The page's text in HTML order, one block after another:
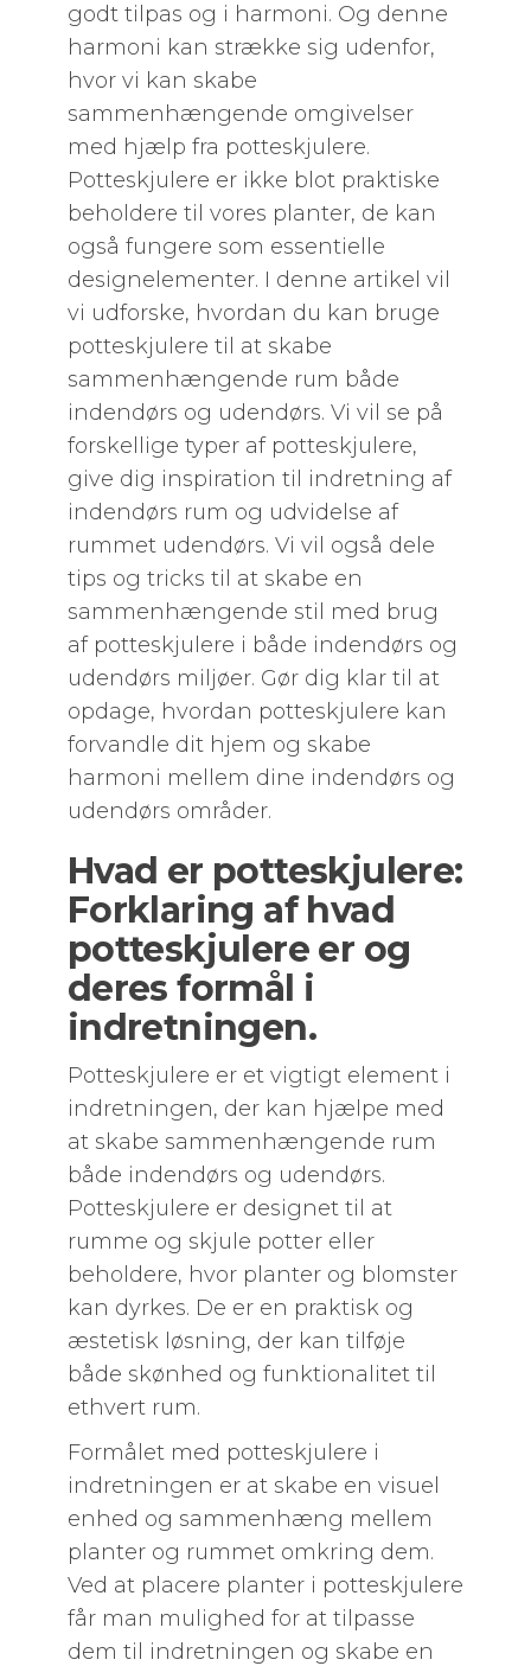
godt tilpas og i harmoni. Og denne
harmoni kan strække sig udenfor,
hvor vi kan skabe
sammenhængende omgivelser
med hjælp fra potteskjulere.
Potteskjulere er ikke blot praktiske
beholdere til vores planter, de kan
også fungere som essentielle
designelementer. I denne artikel vil
vi udforske, hvordan du kan bruge
potteskjulere til at skabe
sammenhængende rum både
indendørs og udendørs. Vi vil se på
forskellige typer af potteskjulere,
give dig inspiration til indretning af
indendørs rum og udvidelse af
rummet udendørs. Vi vil også dele
tips og tricks til at skabe en
sammenhængende stil med brug
af potteskjulere i både indendørs og
udendørs miljøer. Gør dig klar til at
opdage, hvordan potteskjulere kan
forvandle dit hjem og skabe
harmoni mellem dine indendørs og
udendørs områder.
Hvad er potteskjulere:
Forklaring af hvad
potteskjulere er og
deres formål i
indretningen.
Potteskjulere er et vigtigt element i
indretningen, der kan hjælpe med
at skabe sammenhængende rum
både indendørs og udendørs.
Potteskjulere er designet til at
rumme og skjule potter eller
beholdere, hvor planter og blomster
kan dyrkes. De er en praktisk og
æstetisk løsning, der kan tilføje
både skønhed og funktionalitet til
ethvert rum.
Formålet med potteskjulere i
indretningen er at skabe en visuel
enhed og sammenhæng mellem
planter og rummet omkring dem.
Ved at placere planter i potteskjulere
får man mulighed for at tilpasse
dem til indretningen og skabe en